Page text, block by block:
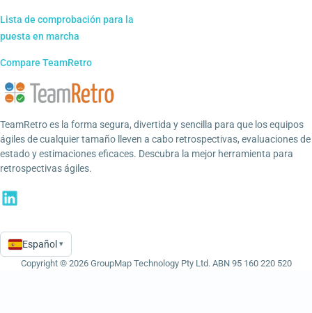
Lista de comprobación para la
puesta en marcha
Compare TeamRetro
TeamRetro es la forma segura, divertida y sencilla para que los equipos
ágiles de cualquier tamaño lleven a cabo retrospectivas, evaluaciones de
estado y estimaciones eficaces. Descubra la mejor herramienta para
retrospectivas ágiles.
Language
Español ▾
Copyright © 2026 GroupMap Technology Pty Ltd. ABN 95 160 220 520